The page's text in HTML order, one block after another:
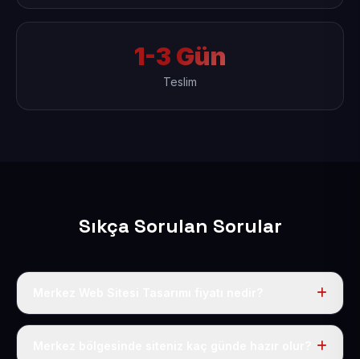
1-3 Gün
Teslim
Sıkça Sorulan Sorular
Tek fiyat uygulanır: yıllık 50 USD + KDV. Bu bedele alan